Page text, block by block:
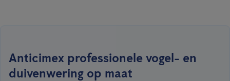
Anticimex professionele vogel- en
duivenwering op maat